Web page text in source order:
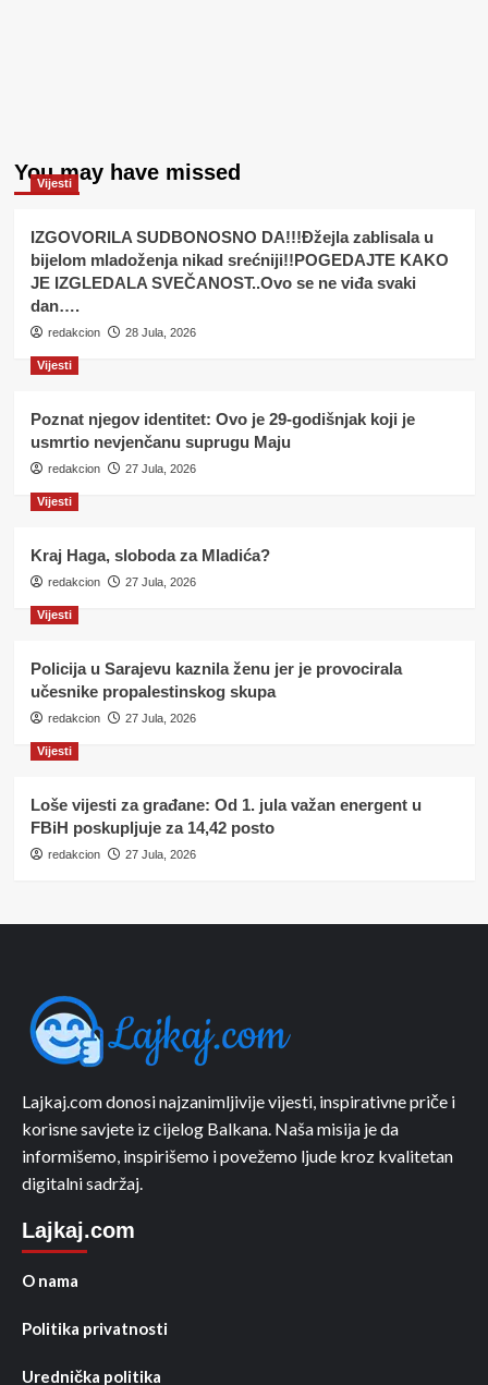
You may have missed
Vijesti
IZGOVORILA SUDBONOSNO DA!!!Đžejla zablisala u
bijelom mladoženja nikad srećniji!!POGEDAJTE KAKO
JE IZGLEDALA SVEČANOST..Ovo se ne viđa svaki
dan….
redakcion 28 Jula, 2026
Vijesti
Poznat njegov identitet: Ovo je 29-godišnjak koji je
usmrtio nevjenčanu suprugu Maju
redakcion 27 Jula, 2026
Vijesti
Kraj Haga, sloboda za Mladića?
redakcion 27 Jula, 2026
Vijesti
Policija u Sarajevu kaznila ženu jer je provocirala
učesnike propalestinskog skupa
redakcion 27 Jula, 2026
Vijesti
Loše vijesti za građane: Od 1. jula važan energent u
FBiH poskupljuje za 14,42 posto
redakcion 27 Jula, 2026
Lajkaj.com donosi najzanimljivije vijesti, inspirativne priče i
korisne savjete iz cijelog Balkana. Naša misija je da
informišemo, inspirišemo i povežemo ljude kroz kvalitetan
digitalni sadržaj.
Lajkaj.com
O nama
Politika privatnosti
Urednička politika